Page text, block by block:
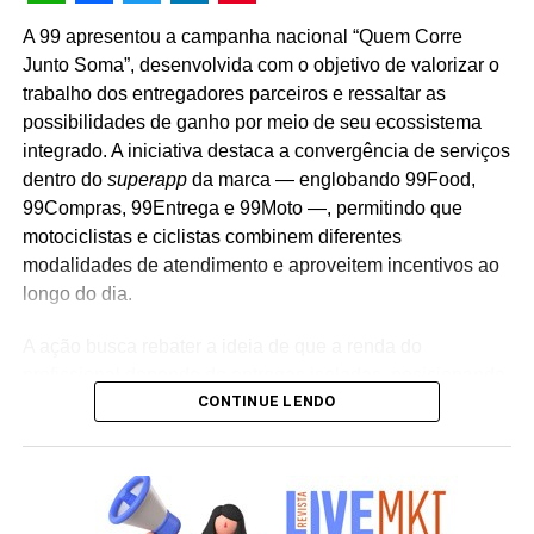
WhatsApp
Facebook
Twitter
LinkedIn
Pinterest
A 99 apresentou a campanha nacional “Quem Corre
Junto Soma”, desenvolvida com o objetivo de valorizar o
trabalho dos entregadores parceiros e ressaltar as
possibilidades de ganho por meio de seu ecossistema
integrado. A iniciativa destaca a convergência de serviços
dentro do superappda marca — englobando 99Food,
99Compras, 99Entrega e 99Moto —, permitindo que
motociclistas e ciclistas combinem diferentes
modalidades de atendimento e aproveitem incentivos ao
longo do dia.
o aplicativo como uma ferramenta para a construção
todos os dias, com planejamento, estratégia,
oportunidades e consistência. É justamente essa visão
CONTINUE LENDO